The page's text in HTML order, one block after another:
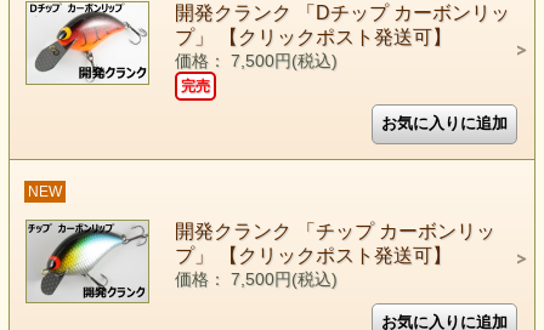
開発クランク 「Dチップ カーボンリッ
プ」 【クリックポスト発送可】
価格： 7,500円(税込)
完売
NEW
開発クランク 「チップ カーボンリッ
プ」 【クリックポスト発送可】
価格： 7,500円(税込)